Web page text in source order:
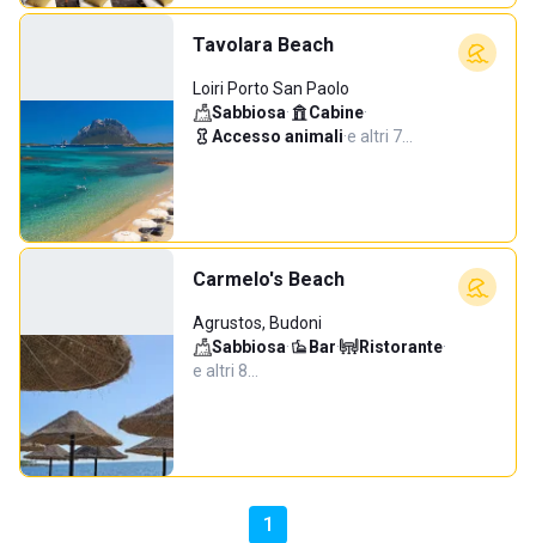
Tavolara Beach
Loiri Porto San Paolo
Sabbiosa· Cabine·
Accesso animali·e altri 7…
Carmelo's Beach
Agrustos, Budoni
Sabbiosa· Bar· Ristorante·
e altri 8…
1